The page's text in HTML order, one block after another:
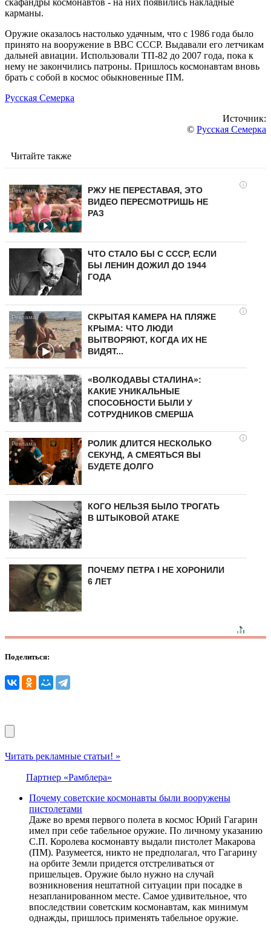
карманы.
Оружие оказалось настолько удачным, что с 1986 года было
принято на вооружение в ВВС СССР. Выдавали его летчикам
дальней авиации. Использовали ТП-82 до 2007 года, пока к
нему не закончились патроны. Пришлось космонавтам вновь
брать с собой в космос обыкновенные ПМ.
Русская Семерка
Источник:
© Русская Семерка
Читайте также
i
РЖУ НЕ ПЕРЕСТАВАЯ, ЭТО
ВИДЕО ПЕРЕСМОТРИШЬ НЕ
РАЗ
ЧТО СТАЛО БЫ С СССР, ЕСЛИ
БЫ ЛЕНИН ДОЖИЛ ДО 1944
ГОДА
i
СКРЫТАЯ КАМЕРА НА ПЛЯЖЕ
КРЫМА: ЧТО ЛЮДИ
ВЫТВОРЯЮТ, КОГДА ИХ НЕ
ВИДЯТ...
«ВОЛКОДАВЫ СТАЛИНА»:
КАКИЕ УНИКАЛЬНЫЕ
СПОСОБНОСТИ БЫЛИ У
СОТРУДНИКОВ СМЕРША
i
РОЛИК ДЛИТСЯ НЕСКОЛЬКО
СЕКУНД, А СМЕЯТЬСЯ ВЫ
БУДЕТЕ ДОЛГО
КОГО НЕЛЬЗЯ БЫЛО ТРОГАТЬ
В ШТЫКОВОЙ АТАКЕ
ПОЧЕМУ ПЕТРА I НЕ ХОРОНИЛИ
6 ЛЕТ
Поделиться:
Читать рекламные статьи! »
Партнер «Рамблера»
Почему советские космонавты были вооружены
пистолетами
Даже во время первого полета в космос Юрий Гагарин
имел при себе табельное оружие. По личному указанию
С.П. Королева космонавту выдали пистолет Макарова
(ПМ). Разумеется, никто не предполагал, что Гагарину
на орбите Земли придется отстреливаться от
пришельцев. Оружие было нужно на случай
возникновения нештатной ситуации при посадке в
незапланированном месте. Самое удивительное, что
впоследствии советским космонавтам, как минимум
однажды, пришлось применять табельное оружие.